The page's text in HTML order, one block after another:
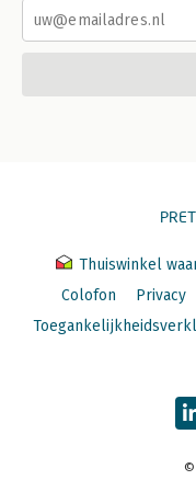
Thuiswinkel
Colofon
Privacy
©